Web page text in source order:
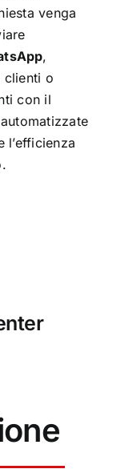
venga
,
clienti o
con il
l’efficienza